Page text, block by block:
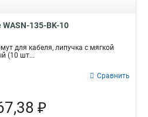
135-BK-10
для кабеля, липучка с мягкой
(10 шт...
Сравнить
₽